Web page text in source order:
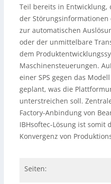
Teil bereits in
der Störungsinformationen
zur automatischen
oder der unmittelbare
dem
Maschinensteuerungen.
einer SPS gegen das
geplant, was die
unterstreichen soll.
Factory-Anbindung von
IBHsoftec-Lösung ist somit
Konvergenz von
Seiten: